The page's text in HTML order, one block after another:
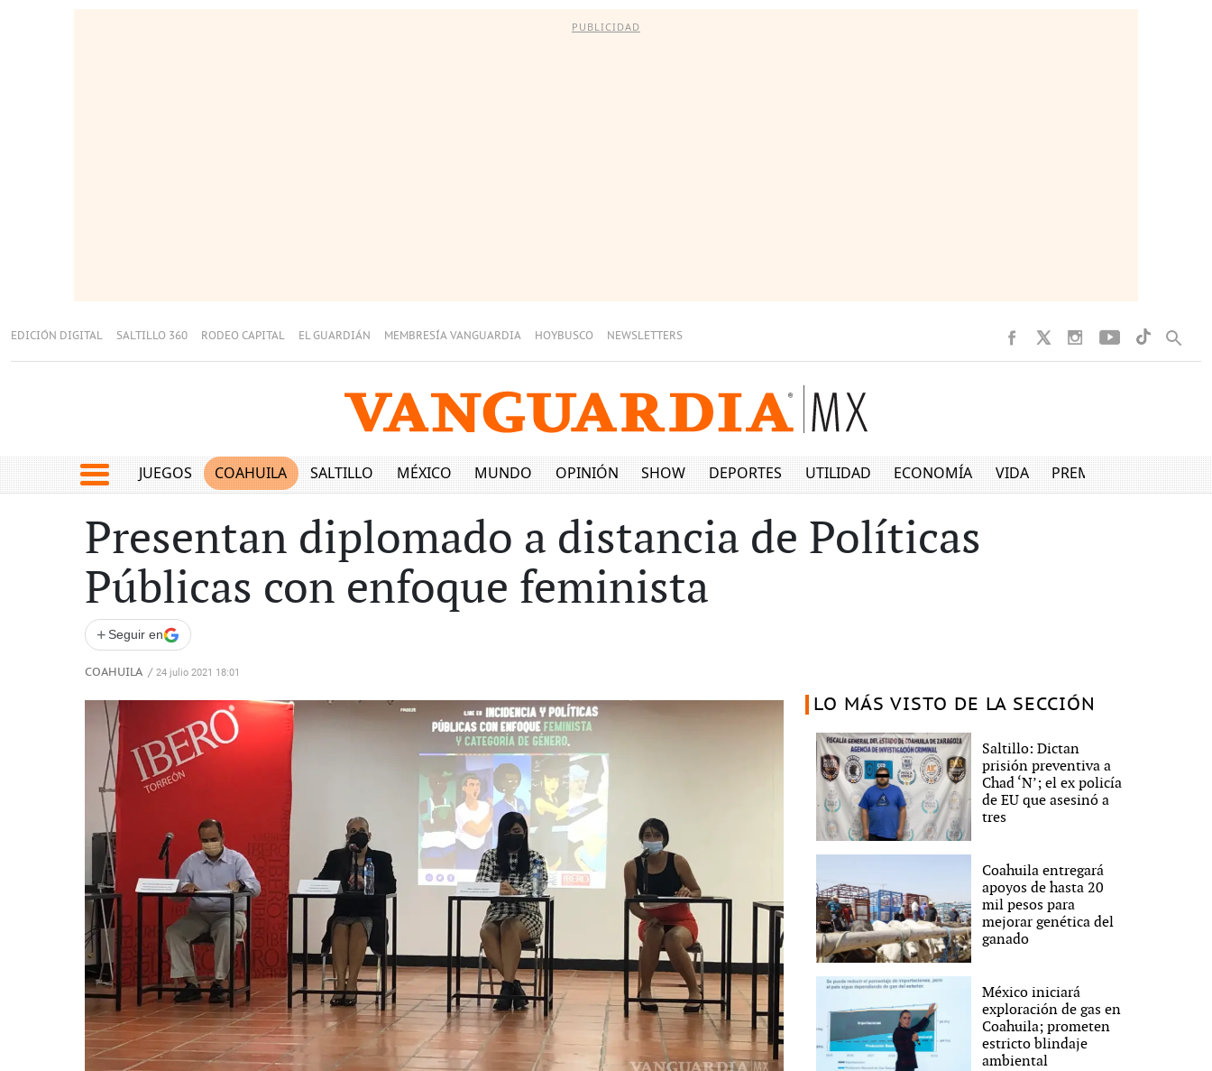
PUBLICIDAD
EDICIÓN DIGITAL SALTILLO 360 RODEO CAPITAL EL GUARDIÁN MEMBRESÍA VANGUARDIA HOYBUSCO NEWSLETTERS
JUEGOS COAHUILA SALTILLO MÉXICO MUNDO OPINIÓN SHOW DEPORTES UTILIDAD ECONOMÍA VIDA PREMIUM
Presentan diplomado a distancia de Políticas
Públicas con enfoque feminista
+ Seguir en
COAHUILA / 24 julio 2021 18:01
LO MÁS VISTO DE LA SECCIÓN
Saltillo: Dictan
prisión preventiva a
Chad ‘N’; el ex policía
de EU que asesinó a
tres
Coahuila entregará
apoyos de hasta 20
mil pesos para
mejorar genética del
ganado
México iniciará
exploración de gas en
Coahuila; prometen
estricto blindaje
ambiental